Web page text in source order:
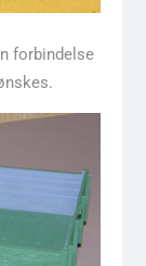
forbindelse